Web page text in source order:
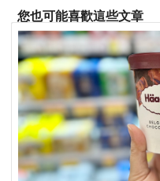
您也可能喜歡這些文章